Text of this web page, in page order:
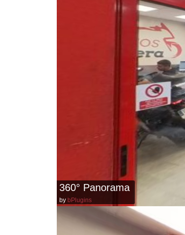
360° Panorama
by bPlugins